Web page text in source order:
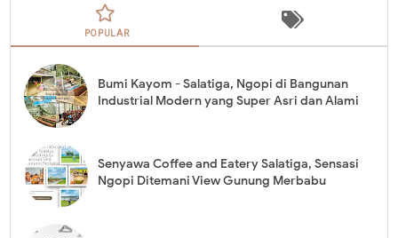
POPULAR
Bumi Kayom - Salatiga, Ngopi di Bangunan
Industrial Modern yang Super Asri dan Alami
Senyawa Coffee and Eatery Salatiga, Sensasi
Ngopi Ditemani View Gunung Merbabu